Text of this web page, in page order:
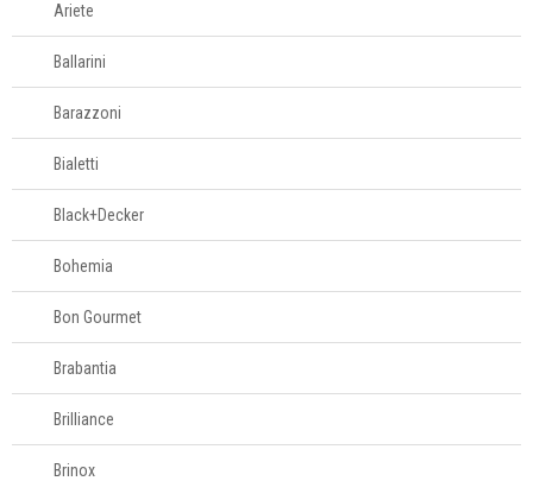
Ariete
Ballarini
Barazzoni
Bialetti
Black+Decker
Bohemia
Bon Gourmet
Brabantia
Brilliance
Brinox